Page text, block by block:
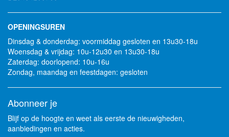
OPENINGSUREN
Dinsdag & donderdag: voormiddag gesloten en 13u30-18u
Woensdag & vrijdag: 10u-12u30 en 13u30-18u
Zaterdag: doorlopend: 10u-16u
Zondag, maandag en feestdagen: gesloten
Abonneer je
Blijf op de hoogte en weet als eerste de nieuwigheden,
aanbiedingen en acties.